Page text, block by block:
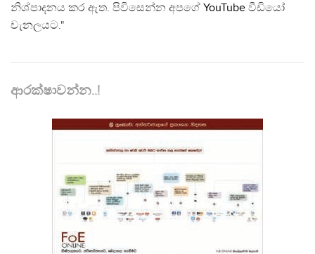
නිශ්පාදනය කර ඇත. පිවිසෙන්න අපගේ YouTube වීඩියෝ
චැනලයට."
ආරක්ෂාවන්න..!